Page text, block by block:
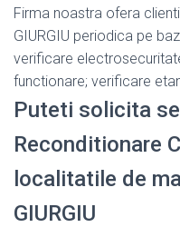
Firma noastra ofera
GIURGIU periodica pe
verificare
functionare; verificare
Puteti solicita
Reconditionare
localitatile de
GIURGIU